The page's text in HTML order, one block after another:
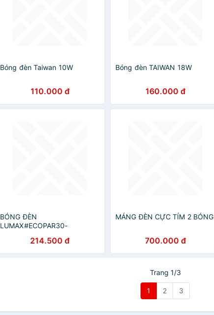
Bóng đèn Taiwan 10W
110.000 đ
Bóng đèn TAIWAN 18W
160.000 đ
BÓNG ĐÈN
LUMAX#ECOPAR30-
214.500 đ
MÁNG ĐÈN CỰC TÍM 2 BÓNG
700.000 đ
Trang 1/3
1 2 3